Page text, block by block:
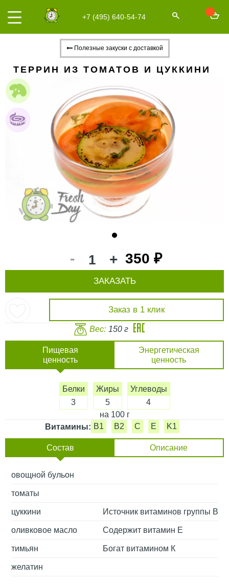
+7 (495) 640-54-74
Полезные закуски с доставкой
ТЕРРИН ИЗ ТОМАТОВ И ЦУККИНИ
- + 350 ₽
Заказ в 1 клик
ЗАКАЗАТЬ
Вес: 150 г
Пищевая
ценность
Энергетическая
ценность
Белки
3
Жиры
5
Углеводы
4
на 100 г
Витамины: B1 B2 C E K1
Состав Описание
овощной бульон
томаты
цуккини Источник витаминов группы В
оливковое масло Содержит витамин Е
тимьян Богат витамином К
желатин